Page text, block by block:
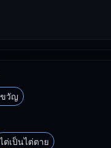
วัญ
ต่เป็นไต่ตาย